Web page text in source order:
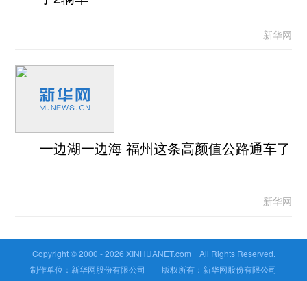
新华网
一边湖一边海 福州这条高颜值公路通车了
新华网
Copyright © 2000 -2026 XINHUANET.com All Rights Reserved.
制作单位：新华网股份有限公司 版权所有：新华网股份有限公司